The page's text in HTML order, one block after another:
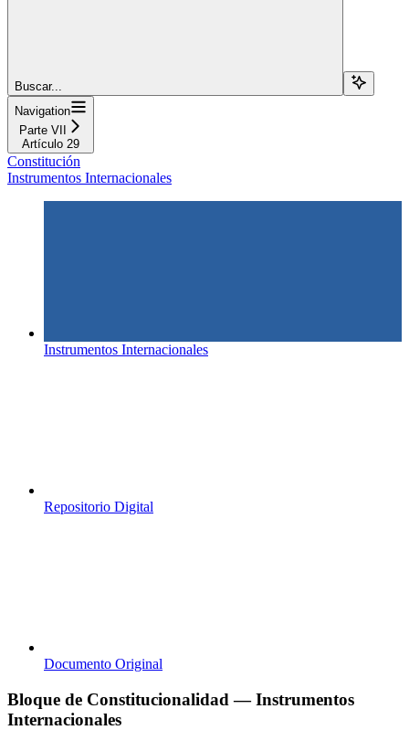
Buscar...
Navigation
Parte VII
Artículo 29
Constitución
Instrumentos Internacionales
Instrumentos Internacionales
Repositorio Digital
Documento Original
Bloque de Constitucionalidad — Instrumentos
Internacionales